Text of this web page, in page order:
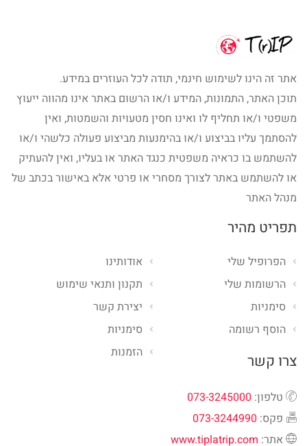
אתר זה הינו לשימוש חינמי, תודה לכל העוזרים במידע.
תוכן האתר, התמונות, המידע ו/או הרשום באתר אינו מהווה ייעוץ
משפטי ו/או תחליף לו ואינו חסין מטעויות והשמטות, ואין
להסתמך עליו בביצוע ו/או בהימנעות מביצוע פעולה כלשהי ו/או
להשתמש בו כראיה משפטית כנגד האתר או בעליו, ואין להעתיק
או להשתמש באתר לצורך מסחרי או פרטי אלא באישור בכתב של
מנהל האתר
תפריט מהיר
אודותינו
תקנון ותנאי שימוש
יצירת קשר
סימניות
הזמנות
הפרופיל שלי
הרשומות שלי
סימניות
הוסף רשומה
צרו קשר
טלפון: 073-3245000
פקס: 073-3244990
אתר: www.tiplatrip.com